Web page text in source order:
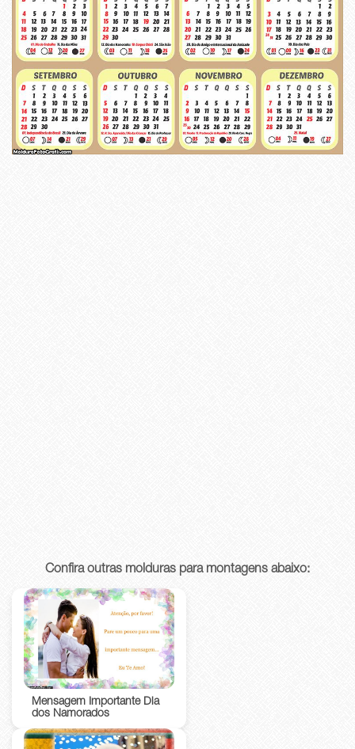
Confira outras molduras para montagens abaixo:
Mensagem Importante Dia
dos Namorados